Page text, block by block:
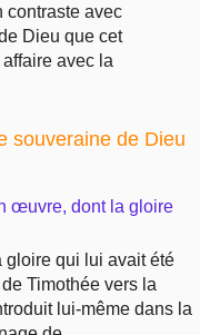
contraste avec
Dieu que cet
avec la
souveraine de Dieu
œuvre, dont la gloire
gloire qui lui avait été
Timothée vers la
lui-même dans la